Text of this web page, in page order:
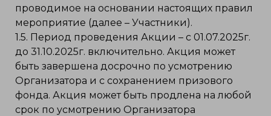
проводимое на основании настоящих правил
мероприятие (далее – Участники).
1.5. Период проведения Акции – с 01.07.2025г.
до 31.10.2025г. включительно. Акция может
быть завершена досрочно по усмотрению
Организатора и с сохранением призового
фонда. Акция может быть продлена на любой
срок по усмотрению Организатора